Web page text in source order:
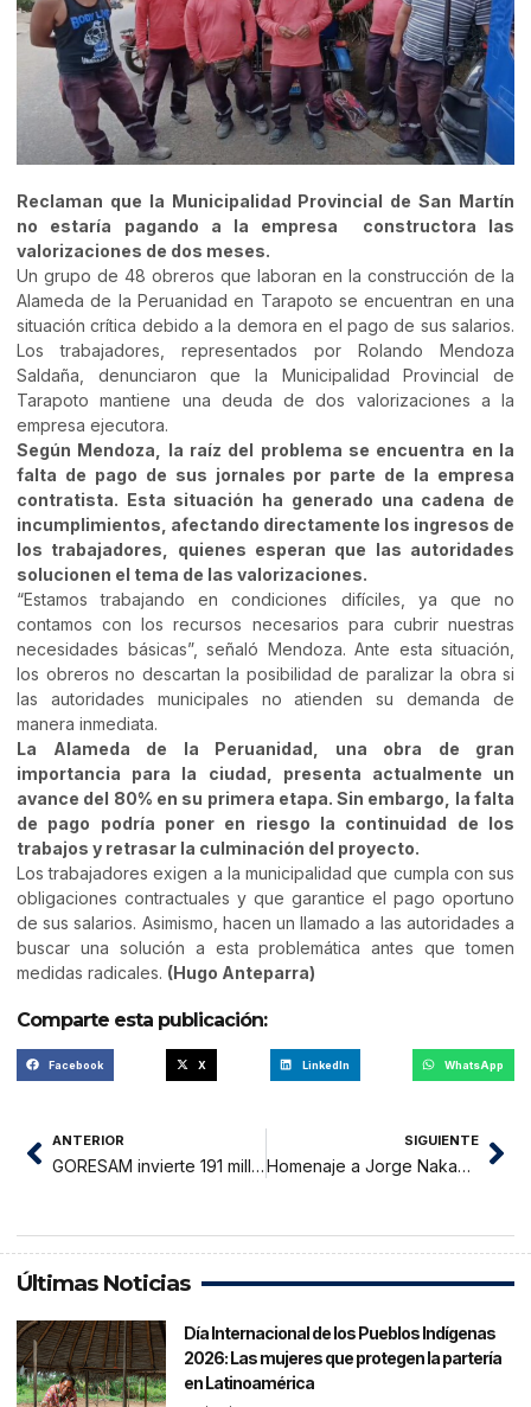
Reclaman que la Municipalidad Provincial de San Martín
no estaría pagando a la empresa constructora las
valorizaciones de dos meses.
Un grupo de 48 obreros que laboran en la construcción de la
Alameda de la Peruanidad en Tarapoto se encuentran en una
situación crítica debido a la demora en el pago de sus salarios.
Los trabajadores, representados por Rolando Mendoza
Saldaña, denunciaron que la Municipalidad Provincial de
Tarapoto mantiene una deuda de dos valorizaciones a la
empresa ejecutora.
Según Mendoza, la raíz del problema se encuentra en la
falta de pago de sus jornales por parte de la empresa
contratista. Esta situación ha generado una cadena de
incumplimientos, afectando directamente los ingresos de
los trabajadores, quienes esperan que las autoridades
solucionen el tema de las valorizaciones.
“Estamos trabajando en condiciones difíciles, ya que no
contamos con los recursos necesarios para cubrir nuestras
necesidades básicas”, señaló Mendoza. Ante esta situación,
los obreros no descartan la posibilidad de paralizar la obra si
las autoridades municipales no atienden su demanda de
manera inmediata.
La Alameda de la Peruanidad, una obra de gran
importancia para la ciudad, presenta actualmente un
avance del 80% en su primera etapa. Sin embargo, la falta
de pago podría poner en riesgo la continuidad de los
trabajos y retrasar la culminación del proyecto.
Los trabajadores exigen a la municipalidad que cumpla con sus
obligaciones contractuales y que garantice el pago oportuno
de sus salarios. Asimismo, hacen un llamado a las autoridades a
buscar una solución a esta problemática antes que tomen
medidas radicales. (Hugo Anteparra)
Comparte esta publicación:
Facebook X LinkedIn WhatsApp
ANTERIOR
GORESAM invierte 191 millones de soles en construcción de 4 establecimientos de salud
SIGUIENTE
Homenaje a Jorge Nakamura Hinostroza: Un emprendedor incansable y líder comprometido
Últimas Noticias
Día Internacional de los Pueblos Indígenas
2026: Las mujeres que protegen la partería
en Latinoamérica